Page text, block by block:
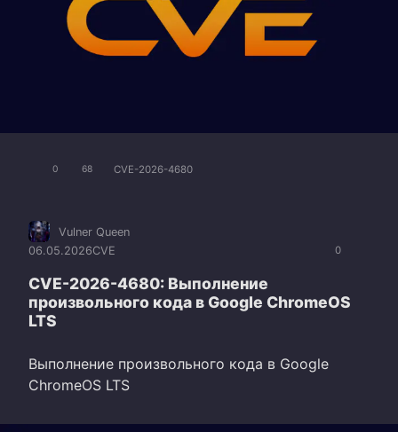
0 68 CVE-2026-4680
0
Vulner Queen
06.05.2026CVE
CVE-2026-4680: Выполнение
произвольного кода в Google ChromeOS
LTS
Выполнение произвольного кода в Google
ChromeOS LTS